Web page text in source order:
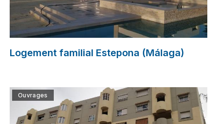
Logement familial Estepona (Málaga)
Ouvrages